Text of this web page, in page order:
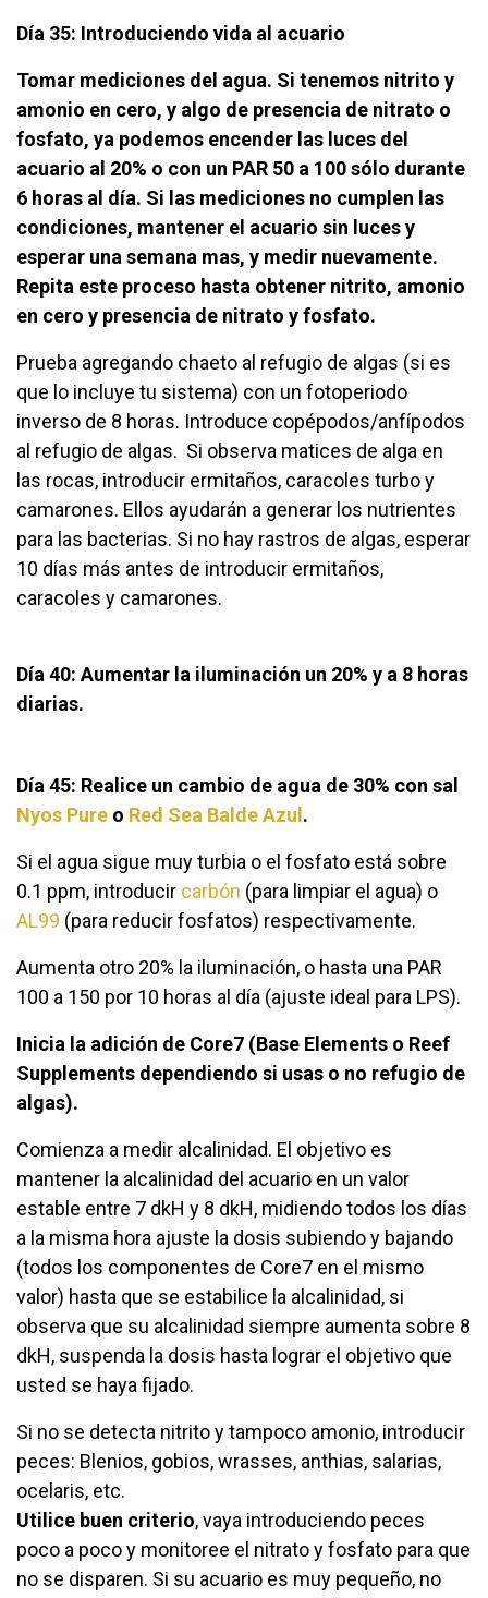
Día 35: Introduciendo vida al acuario
Tomar mediciones del agua. Si tenemos nitrito y
amonio en cero, y algo de presencia de nitrato o
fosfato, ya podemos encender las luces del
acuario al 20% o con un PAR 50 a 100 sólo durante
6 horas al día. Si las mediciones no cumplen las
condiciones, mantener el acuario sin luces y
esperar una semana mas, y medir nuevamente.
Repita este proceso hasta obtener nitrito, amonio
en cero y presencia de nitrato y fosfato.
Prueba agregando chaeto al refugio de algas (si es
que lo incluye tu sistema) con un fotoperiodo
inverso de 8 horas. Introduce copépodos/anfípodos
al refugio de algas. Si observa matices de alga en
las rocas, introducir ermitaños, caracoles turbo y
camarones. Ellos ayudarán a generar los nutrientes
para las bacterias. Si no hay rastros de algas, esperar
10 días más antes de introducir ermitaños,
caracoles y camarones.
Día 40: Aumentar la iluminación un 20% y a 8 horas
diarias.
Día 45: Realice un cambio de agua de 30% con sal
Nyos Pure o Red Sea Balde Azul.
Si el agua sigue muy turbia o el fosfato está sobre
0.1 ppm, introducir carbón (para limpiar el agua) o
AL99 (para reducir fosfatos) respectivamente.
Aumenta otro 20% la iluminación, o hasta una PAR
100 a 150 por 10 horas al día (ajuste ideal para LPS).
Inicia la adición de Core7 (Base Elements o Reef
Supplements dependiendo si usas o no refugio de
algas).
Comienza a medir alcalinidad. El objetivo es
mantener la alcalinidad del acuario en un valor
estable entre 7 dkH y 8 dkH, midiendo todos los días
a la misma hora ajuste la dosis subiendo y bajando
(todos los componentes de Core7 en el mismo
valor) hasta que se estabilice la alcalinidad, si
observa que su alcalinidad siempre aumenta sobre 8
dkH, suspenda la dosis hasta lograr el objetivo que
usted se haya fijado.
Si no se detecta nitrito y tampoco amonio, introducir
peces: Blenios, gobios, wrasses, anthias, salarias,
ocelaris, etc.
Utilice buen criterio, vaya introduciendo peces
poco a poco y monitoree el nitrato y fosfato para que
no se disparen. Si su acuario es muy pequeño, no